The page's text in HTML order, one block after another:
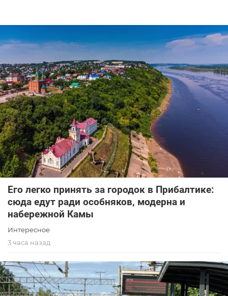
Его легко принять за городок в Прибалтике:
сюда едут ради особняков, модерна и
набережной Камы
Интересное
3 часа назад